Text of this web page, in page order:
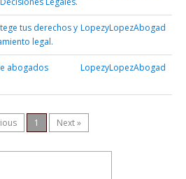
tus derechos y
legal.
LopezyLopezAbogad
abogados
LopezyLopezAbogad
1 Next »